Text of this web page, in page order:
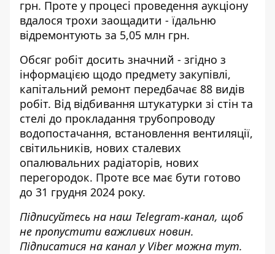
грн. Проте у процесі проведення аукціону
вдалося трохи заощадити - їдальню
відремонтують за 5,05 млн грн.
Обсяг робіт досить значний - згідно з
інформацією щодо предмету закупівлі,
капітальний ремонт передбачає 88 видів
робіт. Від відбивання штукатурки зі стін та
стелі до прокладання трубопроводу
водопостачання, встановлення вентиляції,
світильників, нових сталевих
опалювальних радіаторів, нових
перегородок. Проте все має бути готово
до 31 грудня 2024 року.
Підписуйтесь на наш Telegram-канал, щоб
не пропустити важливих новин.
Підписатися на канал у Viber можна тут.